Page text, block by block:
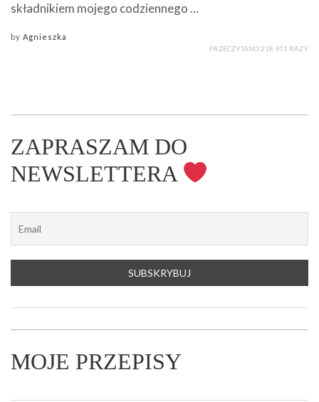
składnikiem mojego codziennego …
by Agnieszka
PRZECZYTANO 218 911 RAZY
ZAPRASZAM DO
NEWSLETTERA
MOJE PRZEPISY